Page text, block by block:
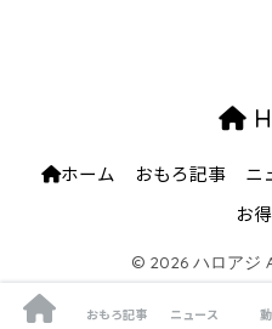
ホーム おもろ記事 ニ
お
© 2026 ハロアジ
おもろ記事 ニュース